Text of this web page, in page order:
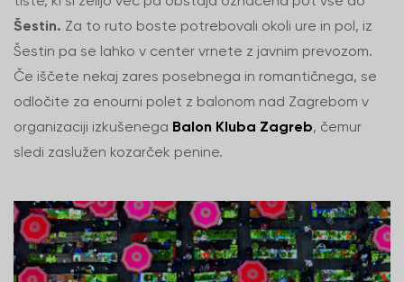
Šestin. Za to ruto boste potrebovali okoli ure in pol, iz
Šestin pa se lahko v center vrnete z javnim prevozom.
Če iščete nekaj zares posebnega in romantičnega, se
odločite za enourni polet z balonom nad Zagrebom v
organizaciji izkušenega Balon Kluba Zagreb, čemur
sledi zaslužen kozarček penine.